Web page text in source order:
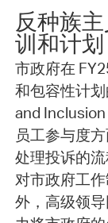
反种族
训和计划
市政府在
和包容性计
and
员工参与度
处理投诉的
对市政府工
外，高级领